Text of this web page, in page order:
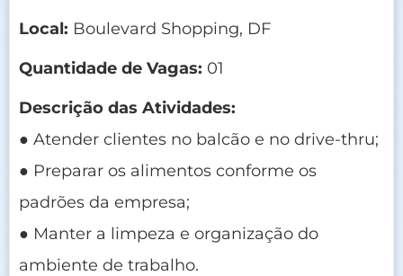
Local: Boulevard Shopping, DF
Quantidade de Vagas: 01
Descrição das Atividades:
● Atender clientes no balcão e no drive-thru;
● Preparar os alimentos conforme os
padrões da empresa;
● Manter a limpeza e organização do
ambiente de trabalho.